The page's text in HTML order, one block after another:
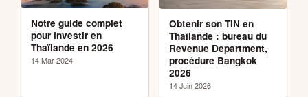
Notre guide complet
pour investir en
Thaïlande en 2026
14 Mar 2024
Obtenir son TIN en
Thaïlande : bureau du
Revenue Department,
procédure Bangkok
2026
14 Juin 2026